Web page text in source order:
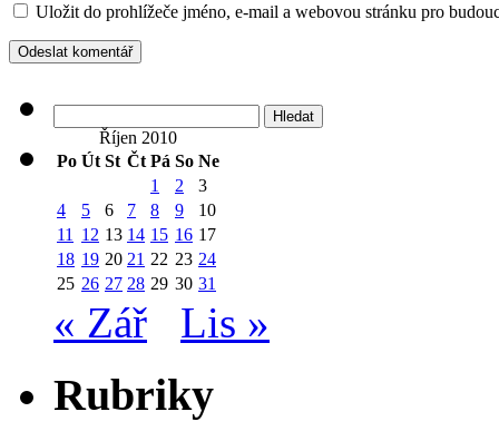
Uložit do prohlížeče jméno, e-mail a webovou stránku pro
Říjen 2010
Po Út St Čt Pá So Ne
1
2
3
4
5 6 7 8 9
10
11
12 13 14 15 16 17
18 19 20 21 22 23 24
25 26 27 28 29 30 31
« Zář Lis »
Rubriky